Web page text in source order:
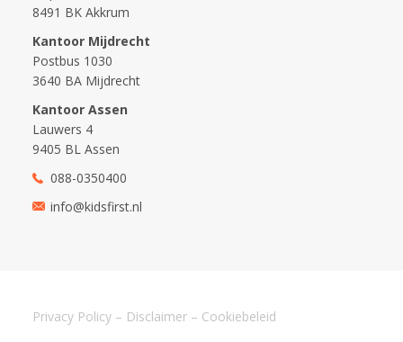
8491 BK Akkrum
Kantoor Mijdrecht
Postbus 1030
3640 BA Mijdrecht
Kantoor Assen
Lauwers 4
9405 BL Assen
088-0350400
info@kidsfirst.nl
Privacy Policy – Disclaimer – Cookiebeleid